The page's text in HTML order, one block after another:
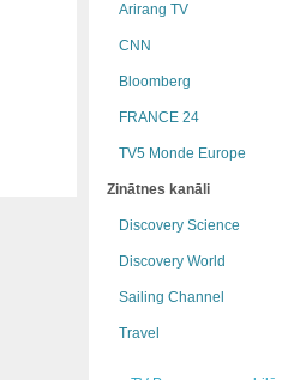
Arirang TV
CNN
Bloomberg
FRANCE 24
TV5 Monde Europe
Zinātnes kanāli
Discovery Science
Discovery World
Sailing Channel
Travel